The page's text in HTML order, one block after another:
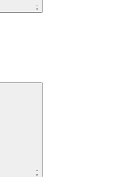
;
;